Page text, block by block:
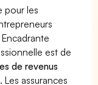
pour les
est de
de revenus
. Les assurances